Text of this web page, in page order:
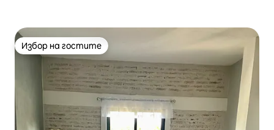
Избор на гостите
Избор на гостите